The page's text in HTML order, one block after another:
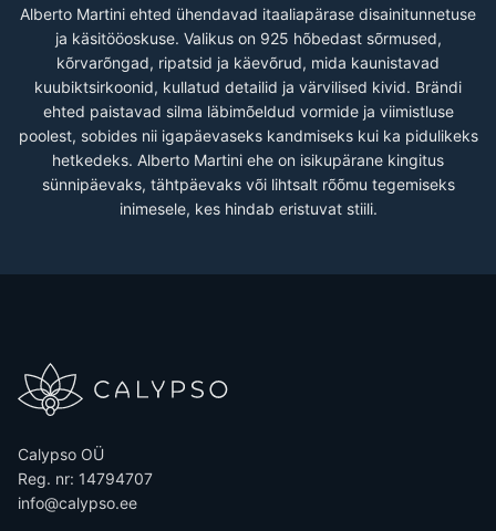
Alberto Martini ehted ühendavad itaaliapärase disainitunnetuse
ja käsitööoskuse. Valikus on 925 hõbedast sõrmused,
kõrvarõngad, ripatsid ja käevõrud, mida kaunistavad
kuubiktsirkoonid, kullatud detailid ja värvilised kivid. Brändi
ehted paistavad silma läbimõeldud vormide ja viimistluse
poolest, sobides nii igapäevaseks kandmiseks kui ka pidulikeks
hetkedeks. Alberto Martini ehe on isikupärane kingitus
sünnipäevaks, tähtpäevaks või lihtsalt rõõmu tegemiseks
inimesele, kes hindab eristuvat stiili.
Calypso OÜ
Reg. nr: 14794707
info@calypso.ee